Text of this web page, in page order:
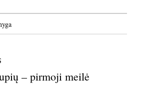
– pirmoji meilė